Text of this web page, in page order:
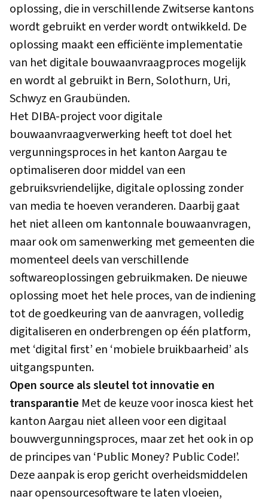
oplossing, die in verschillende Zwitserse kantons
wordt gebruikt en verder wordt ontwikkeld. De
oplossing maakt een efficiënte implementatie
van het digitale bouwaanvraagproces mogelijk
en wordt al gebruikt in Bern, Solothurn, Uri,
Schwyz en Graubünden.
Het DIBA-project voor digitale
bouwaanvraagverwerking heeft tot doel het
vergunningsproces in het kanton Aargau te
optimaliseren door middel van een
gebruiksvriendelijke, digitale oplossing zonder
van media te hoeven veranderen. Daarbij gaat
het niet alleen om kantonnale bouwaanvragen,
maar ook om samenwerking met gemeenten die
momenteel deels van verschillende
softwareoplossingen gebruikmaken. De nieuwe
oplossing moet het hele proces, van de indiening
tot de goedkeuring van de aanvragen, volledig
digitaliseren en onderbrengen op één platform,
met ‘digital first’ en ‘mobiele bruikbaarheid’ als
uitgangspunten.
Open source als sleutel tot innovatie en
transparantie Met de keuze voorinosca kiest het
kanton Aargau niet alleen voor een digitaal
bouwvergunningsproces, maar zet het ook in op
de principes van ‘Public Money? Public Code!’.
Deze aanpak is erop gericht overheidsmiddelen
naar opensourcesoftware te laten vloeien,